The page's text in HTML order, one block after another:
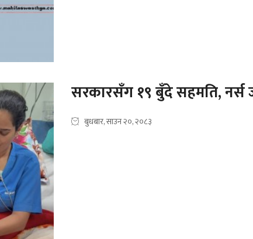
सरकारसँग १९ बुँदे सहमति, नर्स
बुधबार, साउन २०, २०८३